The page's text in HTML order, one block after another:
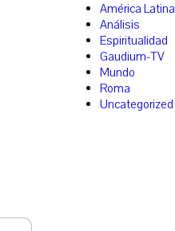
América Latina
Análisis
Espiritualidad
Gaudium-TV
Mundo
Roma
Uncategorized